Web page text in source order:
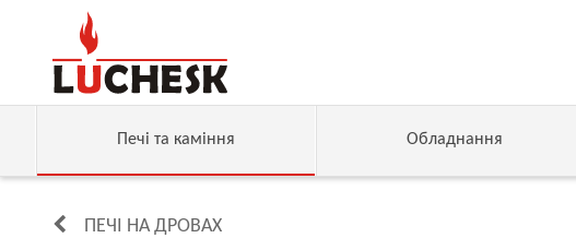
Печі та каміння Обладнання
ПЕЧІ НА ДРОВАХ